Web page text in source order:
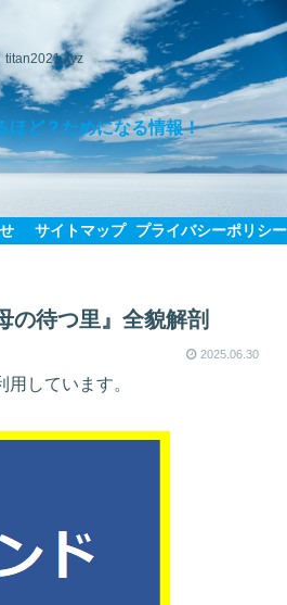
titan2021.xyz
ほど？ためになる情報！
サイトマップ プライバシーポリシー
の待つ里』全貌解剖
2025.06.30
しています。